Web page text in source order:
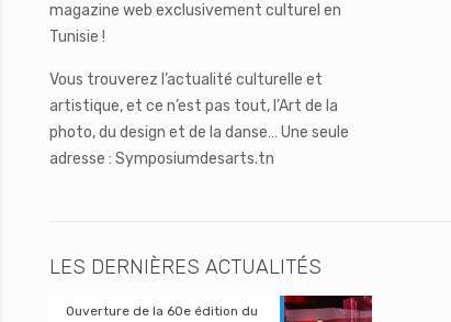
magazine web exclusivement culturel en
Tunisie !
Vous trouverez l’actualité culturelle et
artistique, et ce n’est pas tout, l’Art de la
photo, du design et de la danse… Une seule
adresse : Symposiumdesarts.tn
LES DERNIÈRES ACTUALITÉS
Ouverture de la 60e édition du